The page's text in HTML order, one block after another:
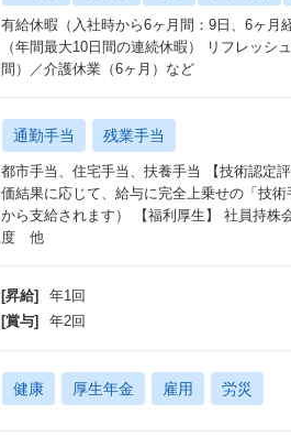
有給休暇（入社時から6ヶ月間：9日、6ヶ月
（年間最大10日間の連続休暇） リフレッ
間）／介護休業（6ヶ月）など
通勤手当 残業手当
都市手当、住宅手当、扶養手当 【技術認定
価結果に応じて、給与に完全上乗せの「技
から支給されます） 【福利厚生】 社員持株
度 他
[昇給]
年1回
[賞与]
年2回
健康 厚生年金 雇用 労災